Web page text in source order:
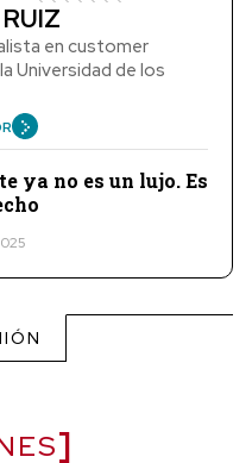
en customer
Universidad de los
ya no es un lujo. Es